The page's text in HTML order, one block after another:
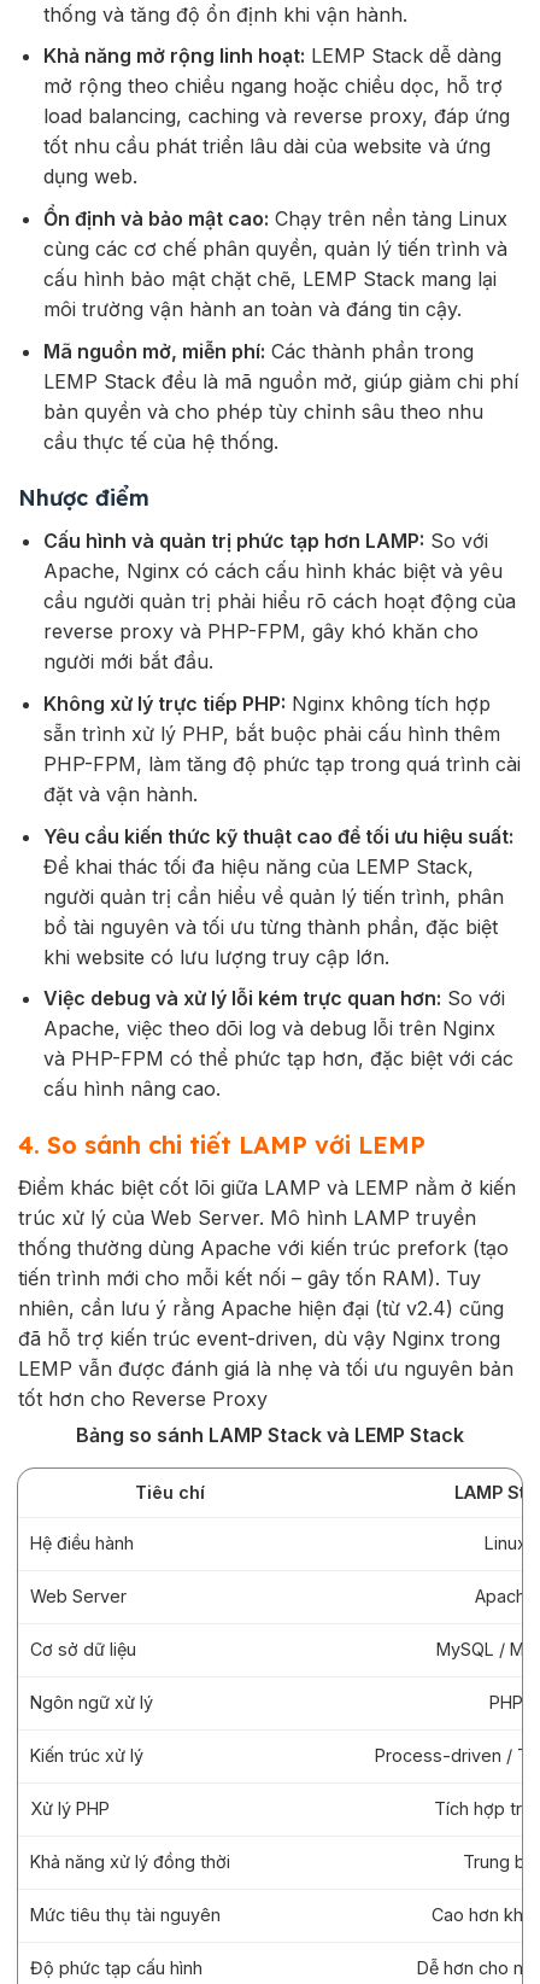
thống và tăng độ ổn định khi vận hành.
Khả năng mở rộng linh hoạt: LEMP Stack dễ dàng
mở rộng theo chiều ngang hoặc chiều dọc, hỗ trợ
load balancing, caching và reverse proxy, đáp ứng
tốt nhu cầu phát triển lâu dài của website và ứng
dụng web.
Ổn định và bảo mật cao: Chạy trên nền tảng Linux
cùng các cơ chế phân quyền, quản lý tiến trình và
cấu hình bảo mật chặt chẽ, LEMP Stack mang lại
môi trường vận hành an toàn và đáng tin cậy.
Mã nguồn mở, miễn phí: Các thành phần trong
LEMP Stack đều là mã nguồn mở, giúp giảm chi phí
bản quyền và cho phép tùy chỉnh sâu theo nhu
cầu thực tế của hệ thống.
Nhược điểm
Cấu hình và quản trị phức tạp hơn LAMP: So với
Apache, Nginx có cách cấu hình khác biệt và yêu
cầu người quản trị phải hiểu rõ cách hoạt động của
reverse proxy và PHP-FPM, gây khó khăn cho
người mới bắt đầu.
Không xử lý trực tiếp PHP: Nginx không tích hợp
sẵn trình xử lý PHP, bắt buộc phải cấu hình thêm
PHP-FPM, làm tăng độ phức tạp trong quá trình cài
đặt và vận hành.
Yêu cầu kiến thức kỹ thuật cao để tối ưu hiệu suất:
Để khai thác tối đa hiệu năng của LEMP Stack,
người quản trị cần hiểu về quản lý tiến trình, phân
bổ tài nguyên và tối ưu từng thành phần, đặc biệt
khi website có lưu lượng truy cập lớn.
Việc debug và xử lý lỗi kém trực quan hơn: So với
Apache, việc theo dõi log và debug lỗi trên Nginx
và PHP-FPM có thể phức tạp hơn, đặc biệt với các
cấu hình nâng cao.
4. So sánh chi tiết LAMP với LEMP
Điểm khác biệt cốt lõi giữa LAMP và LEMP nằm ở kiến
trúc xử lý của Web Server. Mô hình LAMP truyền
thống thường dùng Apache với kiến trúc prefork (tạo
tiến trình mới cho mỗi kết nối – gây tốn RAM). Tuy
nhiên, cần lưu ý rằng Apache hiện đại (từ v2.4) cũng
đã hỗ trợ kiến trúc event-driven, dù vậy Nginx trong
LEMP vẫn được đánh giá là nhẹ và tối ưu nguyên bản
tốt hơn cho Reverse Proxy
Bảng so sánh LAMP Stack và LEMP Stack
Tiêu chí LAMP
Hệ điều hành Linux
Web Server Apache
Cơ sở dữ liệu MySQL /
Ngôn ngữ xử lý PHP
Kiến trúc xử lý Process-driven /
Xử lý PHP Tích hợp
Khả năng xử lý đồng thời Trung
Mức tiêu thụ tài nguyên Cao hơn khi
Độ phức tạp cấu hình Dễ hơn cho